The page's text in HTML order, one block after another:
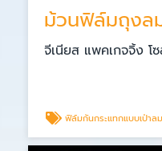
ม้วนฟิล์มถุงล
จีเนียส แพคเกจจิ้ง โ
ฟิล์มกันกระแทกแบบเป่าลม